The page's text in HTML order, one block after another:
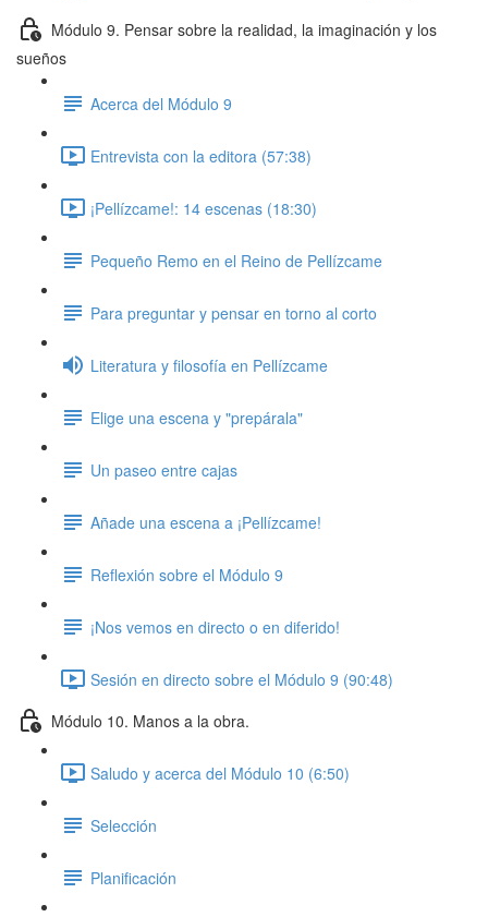
Módulo 9. Pensar sobre la realidad, la imaginación y los
sueños
Acerca del Módulo 9
Entrevista con la editora (57:38)
¡Pellízcame!: 14 escenas (18:30)
Pequeño Remo en el Reino de Pellízcame
Para preguntar y pensar en torno al corto
Literatura y filosofía en Pellízcame
Elige una escena y "prepárala"
Un paseo entre cajas
Añade una escena a ¡Pellízcame!
Reflexión sobre el Módulo 9
¡Nos vemos en directo o en diferido!
Sesión en directo sobre el Módulo 9 (90:48)
Módulo 10. Manos a la obra.
Saludo y acerca del Módulo 10 (6:50)
Selección
Planificación